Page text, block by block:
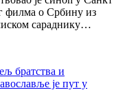
филма о Србину из
сараднику…
братства и
је пут у